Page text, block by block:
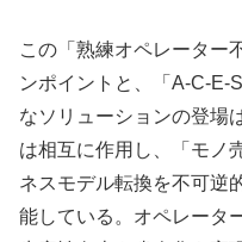
この「熟練オペレーター
ンポイントと、「A-C-E-
なソリューションの登場
は相互に作用し、「モノ
ネスモデル転換を不可逆
能している。オペレータ